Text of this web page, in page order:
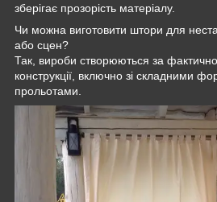
зберігає прозорість матеріалу.
Чи можна виготовити штори для
або сцен?
Так, вироби створюються за
конструкції, включно зі складними
прольотами.